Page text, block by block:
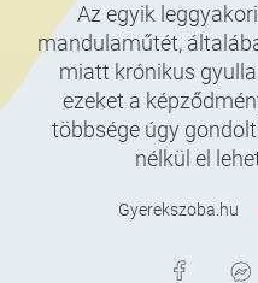
Az egyik
mandulaműtét,
miatt krónikus
ezeket a
többsége úgy
nélkül el
Gyerekszoba.hu